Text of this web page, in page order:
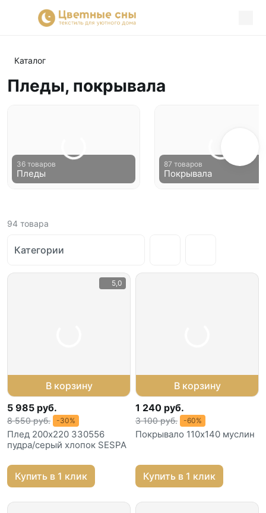
Каталог
Пледы, покрывала
36 товаров
Пледы
87 товаров
Покрывала
94 товара
Категории
5,0
В корзину
5 985 руб.
8 550 руб. -30%
Плед 200х220 330556
пудра/серый хлопок SESPA
Купить в 1 клик
В корзину
1 240 руб.
3 100 руб. -60%
Покрывало 110х140 муслин
Купить в 1 клик